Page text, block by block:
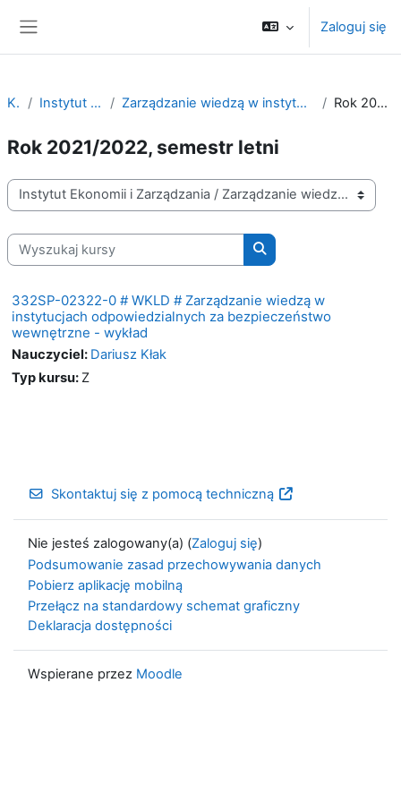
Zaloguj się
Kursy Instytut Ekonomii i Zarządzania Zarządzanie wiedzą w instytucjach odpowiedzialnych za bezpieczeństwo wewnętrzne Rok 2021/2022, semestr letni
Rok 2021/2022, semestr letni
Kategorie kursów
Wyszukaj kursy
Wyszukaj kursy
332SP-02322-0 # WKLD # Zarządzanie wiedzą w
instytucjach odpowiedzialnych za bezpieczeństwo
wewnętrzne - wykład
Nauczyciel: Dariusz Kłak
Typ kursu: Z
Skontaktuj się z pomocą techniczną
Nie jesteś zalogowany(a) (Zaloguj się)
Podsumowanie zasad przechowywania danych
Pobierz aplikację mobilną
Przełącz na standardowy schemat graficzny
Deklaracja dostępności
Wspierane przez Moodle